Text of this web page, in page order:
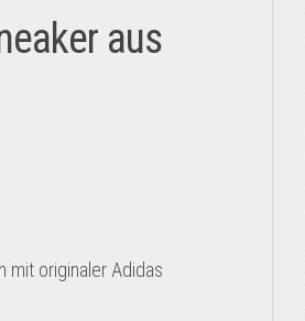
aus
mit originaler Adidas